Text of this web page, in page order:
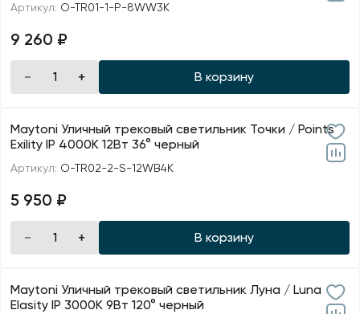
Артикул: O-TR01-1-P-8WW3K
9 260 ₽
В корзину
Maytoni Уличный трековый светильник Точки / Points
Exility IP 4000К 12Вт 36° черный
Артикул: O-TR02-2-S-12WB4K
5 950 ₽
В корзину
Maytoni Уличный трековый светильник Луна / Luna
Elasity IP 3000К 9Вт 120° черный